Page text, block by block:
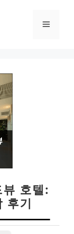
메
호텔:
기